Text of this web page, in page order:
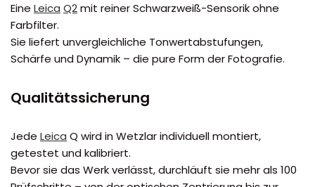
Eine Leica Q2mit reiner Schwarzweiß-Sensorik ohne
Farbfilter.
Sie liefert unvergleichliche Tonwertabstufungen,
Schärfe und Dynamik – die pure Form der Fotografie.
Qualitätssicherung
Jede Leica Q wird in Wetzlar individuell montiert,
getestet und kalibriert.
Bevor sie das Werk verlässt, durchläuft sie mehr als 100